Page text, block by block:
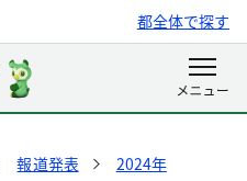
都全体で探す
報道発表
2024年